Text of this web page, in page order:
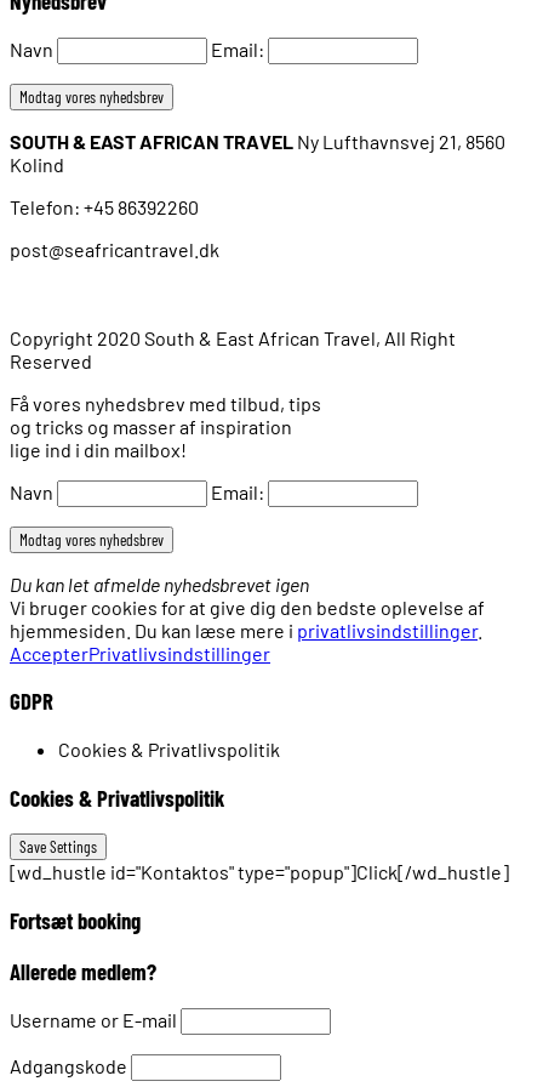
Navn Email:
SOUTH & EAST AFRICAN TRAVEL Ny Lufthavnsvej 21, 8560
Kolind
Telefon: +45 86392260
post@seafricantravel.dk
Copyright 2020 South & East African Travel, All Right
Reserved
Få vores nyhedsbrev med tilbud, tips
og tricks og masser af inspiration
lige ind i din mailbox!
Navn
Email:
Du kan let afmelde nyhedsbrevet igen
Vi bruger cookies for at give dig den bedste oplevelse af
hjemmesiden. Du kan læse mere i privatlivsindstillinger.
AccepterPrivatlivsindstillinger
GDPR
Cookies & Privatlivspolitik
Cookies & Privatlivspolitik
[wd_hustle id="Kontaktos" type="popup"]Click[/wd_hustle]
Fortsæt booking
Allerede medlem?
Username or E-mail
Adgangskode